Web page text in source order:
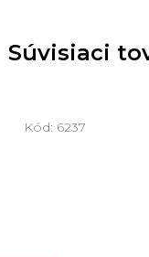
Súvisiaci
Kód: 6237